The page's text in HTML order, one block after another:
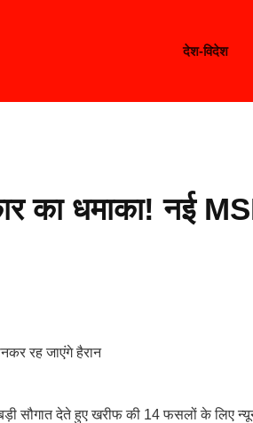
देश-विदेश
का धमाका! नई
बड़ी सौगात देते हुए खरीफ की 14 फसलों के लिए